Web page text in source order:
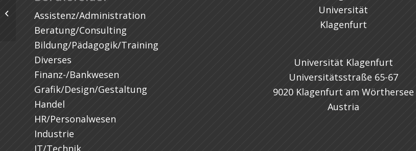
Assistenz/Administration
Beratung/Consulting
Bildung/Pädagogik/Training
Diverses
Finanz-/Bankwesen
Grafik/Design/Gestaltung
Handel
HR/Personalwesen
Industrie
Universität Klagenfurt
Universitätsstraße 65-67
9020 Klagenfurt am Wörthersee
Austria